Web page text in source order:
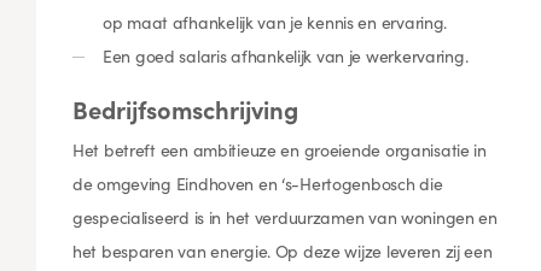
op maat afhankelijk van je kennis en ervaring.
Een goed salaris afhankelijk van je werkervaring.
Bedrijfsomschrijving
Het betreft een ambitieuze en groeiende organisatie in
de omgeving Eindhoven en ‘s-Hertogenbosch die
gespecialiseerd is in het verduurzamen van woningen en
het besparen van energie. Op deze wijze leveren zij een